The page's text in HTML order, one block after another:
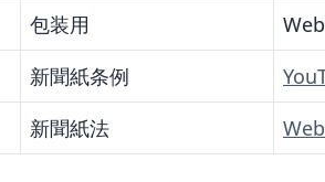
包装用
新聞紙条例
新聞紙法